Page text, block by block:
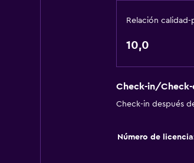
Relación calidad-
10,0
Check-in/
Check-in después
Número de